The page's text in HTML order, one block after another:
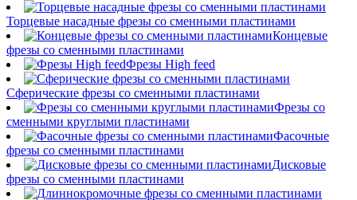
Торцевые насадные фрезы со сменными пластинами
Концевые
фрезы со сменными пластинами
Фрезы High feed
Сферические фрезы со сменными пластинами
Фрезы со
сменными круглыми пластинами
Фасочные
фрезы со сменными пластинами
Дисковые
фрезы со сменными пластинами